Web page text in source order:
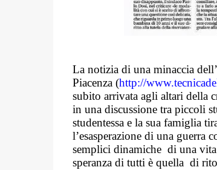
La notizia di una minaccia
Piacenza (http://
subito arrivata agli altari della
in una discussione tra piccoli
studentessa e la sua famiglia
l’esasperazione di una
semplici dinamiche di una
speranza di tutti è quella di